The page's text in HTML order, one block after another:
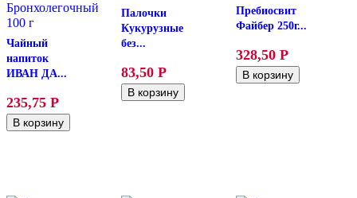
Чайный
напиток
ИВАН ДА...
235,75 Р
Палочки
Кукурузные
без...
83,50 Р
Пребиосвит
Файбер 250г...
328,50 Р